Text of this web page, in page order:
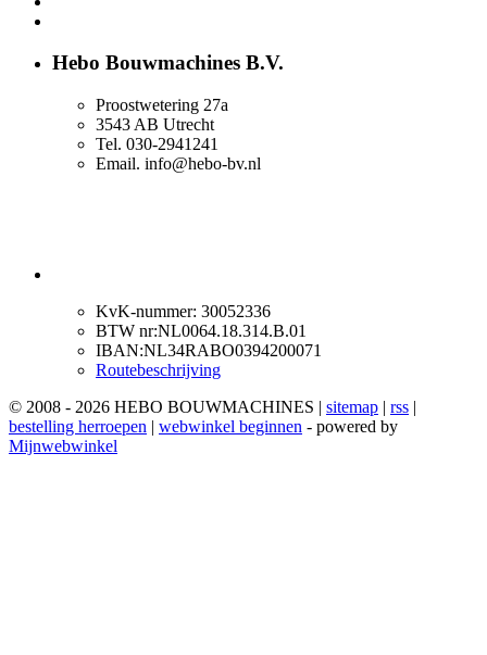
Hebo Bouwmachines B.V.
Proostwetering 27a
3543 AB Utrecht
Tel. 030-2941241
Email. info@hebo-bv.nl
KvK-nummer: 30052336
BTW nr:NL0064.18.314.B.01
IBAN:NL34RABO0394200071
Routebeschrijving
© 2008 - 2026 HEBO BOUWMACHINES | sitemap | rss |
bestelling herroepen | webwinkel beginnen - powered by
Mijnwebwinkel